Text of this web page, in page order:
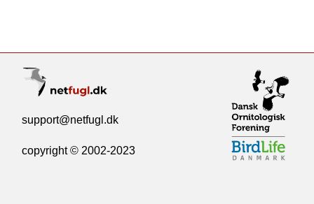
support@netfugl.dk
copyright © 2002-2023